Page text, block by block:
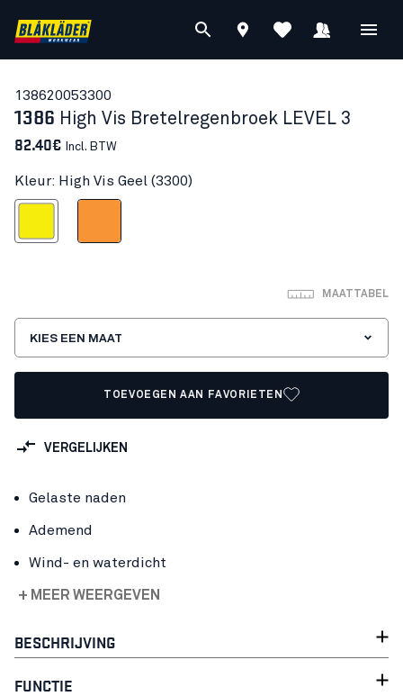
138620053300
1386 High Vis Bretelregenbroek LEVEL 3
82.40€ Incl. BTW
Kleur: High Vis Geel (3300)
MAATTABEL
KIES EEN MAAT
TOEVOEGEN AAN FAVORIETEN
VERGELIJKEN
Gelaste naden
Ademend
Wind- en waterdicht
+ MEER WEERGEVEN
BESCHRIJVING
FUNCTIE